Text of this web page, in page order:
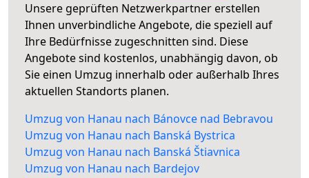
Unsere geprüften Netzwerkpartner erstellen
Ihnen unverbindliche Angebote, die speziell auf
Ihre Bedürfnisse zugeschnitten sind. Diese
Angebote sind kostenlos, unabhängig davon, ob
Sie einen Umzug innerhalb oder außerhalb Ihres
aktuellen Standorts planen.
Umzug von Hanau nach Bánovce nad Bebravou
Umzug von Hanau nach Banská Bystrica
Umzug von Hanau nach Banská Štiavnica
Umzug von Hanau nach Bardejov